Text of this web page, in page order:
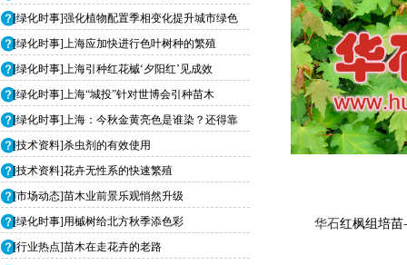
[绿化时事]强化植物配置季相变化提升城市绿色
[绿化时事]上海应加快进行色叶树种的繁殖
[绿化时事]上海引种红花槭‘夕阳红’见成效
[绿化时事]上海“城投”针对世博会引种苗木
[绿化时事]上海：今秋金黄亮色是谁染？还得靠
[技术资料]杀虫剂的有效使用
[技术资料]花卉无性系的快速繁殖
[市场动态]苗木业前景乐观悄然升级
[绿化时事]用槭树给北方秋季添色彩
[行业热点]苗木在走花卉的老路
华石红枫组培苗